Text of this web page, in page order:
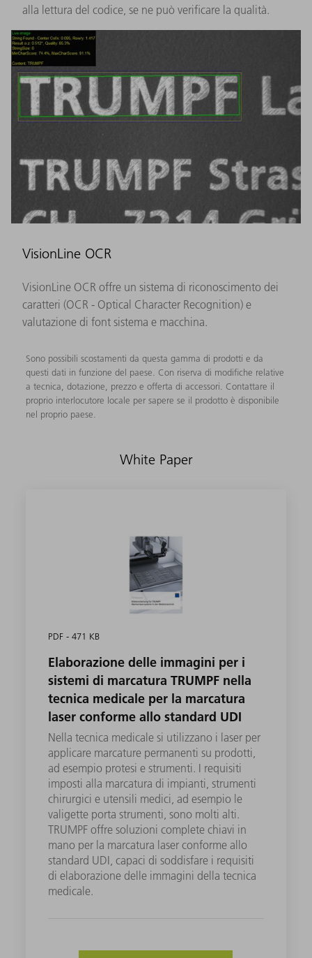
alla lettura del codice, se ne può verificare la qualità.
VisionLine OCR
VisionLine OCR offre un sistema di riconoscimento dei
caratteri (OCR - Optical Character Recognition) e
valutazione di font sistema e macchina.
Sono possibili scostamenti da questa gamma di prodotti e da
questi dati in funzione del paese. Con riserva di modifiche relative
a tecnica, dotazione, prezzo e offerta di accessori. Contattare il
proprio interlocutore locale per sapere se il prodotto è disponibile
nel proprio paese.
White Paper
PDF - 471 KB
Elaborazione delle immagini per i
sistemi di marcatura TRUMPF nella
tecnica medicale per la marcatura
laser conforme allo standard UDI
Nella tecnica medicale si utilizzano i laser per
applicare marcature permanenti su prodotti,
ad esempio protesi e strumenti. I requisiti
imposti alla marcatura di impianti, strumenti
chirurgici e utensili medici, ad esempio le
valigette porta strumenti, sono molti alti.
TRUMPF offre soluzioni complete chiavi in
mano per la marcatura laser conforme allo
standard UDI, capaci di soddisfare i requisiti
di elaborazione delle immagini della tecnica
medicale.